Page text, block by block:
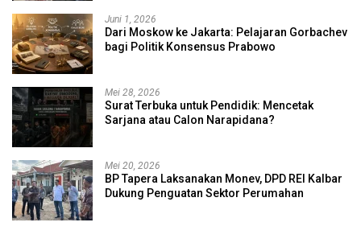
Juni 1, 2026
Dari Moskow ke Jakarta: Pelajaran Gorbachev
bagi Politik Konsensus Prabowo
Mei 28, 2026
Surat Terbuka untuk Pendidik: Mencetak
Sarjana atau Calon Narapidana?
Mei 20, 2026
BP Tapera Laksanakan Monev, DPD REI Kalbar
Dukung Penguatan Sektor Perumahan